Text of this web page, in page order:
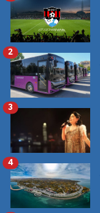
2
3
4